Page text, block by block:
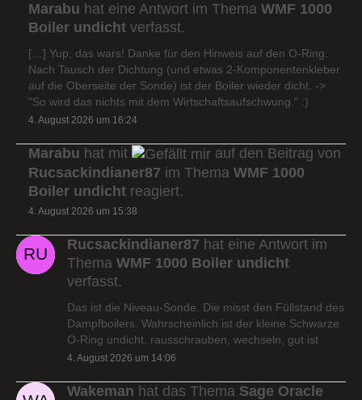
Marabu hat eine Antwort im Thema WMF 1000
Boiler undicht verfasst.
[…] Yup, das wars! Danke für den Hinweis auf den O-Ring.
Nach Tausch der Dichtung (und etwas 2-Komponentenkleber
auf die Oberseite der Sonde) ist der Boiler wieder dicht. ->
"So wird das nichts mit dem Wirtschaftsaufschwung." :)
4. August 2026 um 16:24
Marabu hat mit
auf den Beitrag von
Rucsackindianer87 im Thema WMF 1000
Boiler undicht reagiert.
4. August 2026 um 15:38
Rucsackindianer87 hat eine Antwort im
Thema WMF 1000 Boiler undicht
verfasst.
Das ist die Niveau-Sonde. Die misst den Füllstand des
Dampfboilers. Wahrscheinlich ist der kleine Schwarze
O-Ring undicht. rausschrauben, wechseln, gut ist
4. August 2026 um 14:06
Wakeman hat das Thema Sage Oracle